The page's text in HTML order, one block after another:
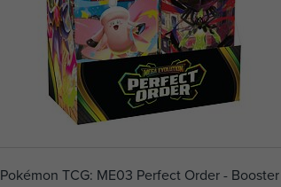
Pokémon TCG: ME03 Perfect Order - Booster